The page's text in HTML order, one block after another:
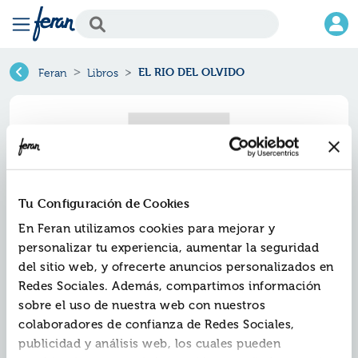
Tu Configuración de Cookies
En Feran utilizamos cookies para mejorar y
personalizar tu experiencia, aumentar la seguridad
del sitio web, y ofrecerte anuncios personalizados en
Redes Sociales. Además, compartimos información
sobre el uso de nuestra web con nuestros
colaboradores de confianza de Redes Sociales,
publicidad y análisis web, los cuales pueden
Feran Libros EL RIO DEL OLVIDO
El rio del olvido
Ref.ZPC-022-02
ISBN:9788466320207